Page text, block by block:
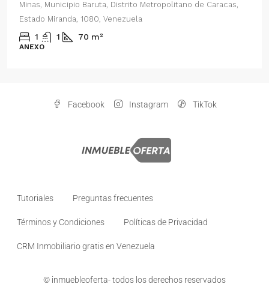
Minas, Municipio Baruta, Distrito Metropolitano de Caracas,
Estado Miranda, 1080, Venezuela
1 1 70 m²
ANEXO
Facebook Instagram TikTok
Tutoriales Preguntas frecuentes
Términos y Condiciones Políticas de Privacidad
CRM Inmobiliario gratis en Venezuela
© inmuebleoferta- todos los derechos reservados